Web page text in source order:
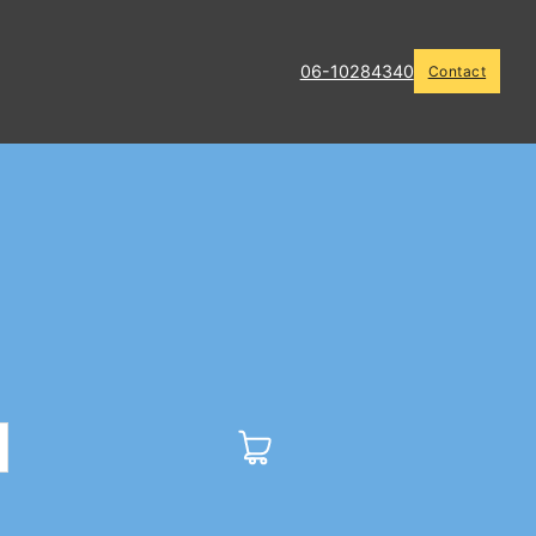
06-10284340 Contact